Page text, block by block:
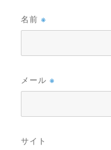
名前※
メール※
サイト